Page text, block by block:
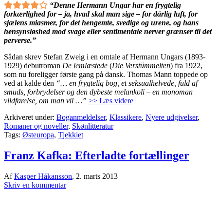
“Denne Hermann Ungar har en frygtelig
forkærlighed for – ja, hvad skal man sige – for dårlig luft, for
sjælens miasmer, for det hengemte, svedige og urene, og hans
hensynsløshed mod svage eller sentimentale nerver grænser til det
perverse.”
Sådan skrev Stefan Zweig i en omtale af Hermann Ungars (1893-
1929) debutroman De lemlæstede (Die Verstümmelten) fra 1922,
som nu foreligger første gang på dansk. Thomas Mann toppede op
ved at kalde den “… en frygtelig bog, et seksualhelvede, fuld af
smuds, forbrydelser og den dybeste melankoli – en monoman
vildfarelse, om man vil …” >> Læs videre
Arkiveret under: Boganmeldelser, Klassikere, Nyere udgivelser,
Romaner og noveller, Skønlitteratur
Tags: Østeuropa, Tjekkiet
Franz Kafka: Efterladte fortællinger
AfKasper Håkansson, 2. marts 2013
Skriv en kommentar